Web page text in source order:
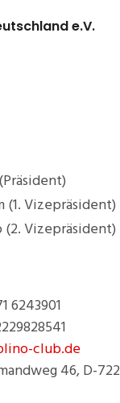
e.V.
Vizepräsident)
Vizepräsident)
6243901
club.de
46, D-